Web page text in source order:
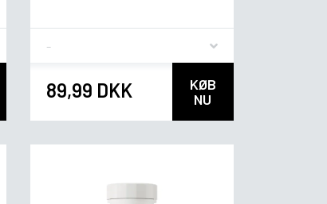
89,99 DKK
KØB
NU